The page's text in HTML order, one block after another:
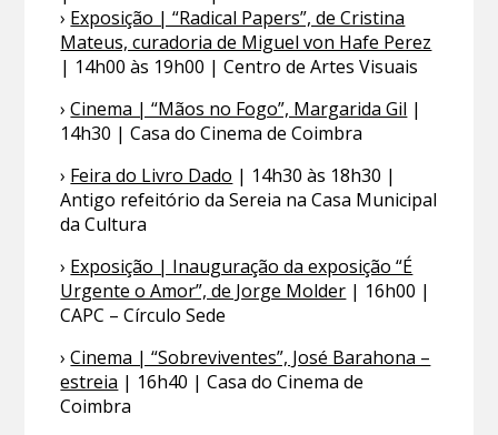
› Exposição | “Radical Papers”, de Cristina
Mateus, curadoria de Miguel von Hafe Perez
| 14h00 às 19h00 | Centro de Artes Visuais
›Cinema | “Mãos no Fogo”, Margarida Gil |
14h30 | Casa do Cinema de Coimbra
› Feira do Livro Dado | 14h30 às 18h30 |
Antigo refeitório da Sereia na Casa Municipal
da Cultura
› Exposição | Inauguração da exposição “É
Urgente o Amor”, de Jorge Molder | 16h00 |
CAPC – Círculo Sede
›Cinema | “Sobreviventes”, José Barahona –
estreia | 16h40 | Casa do Cinema de
Coimbra